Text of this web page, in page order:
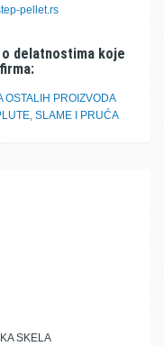
pellet.rs
delatnostima koje
OSTALIH PROIZVODA
SLAME I PRUĆA
SKELA